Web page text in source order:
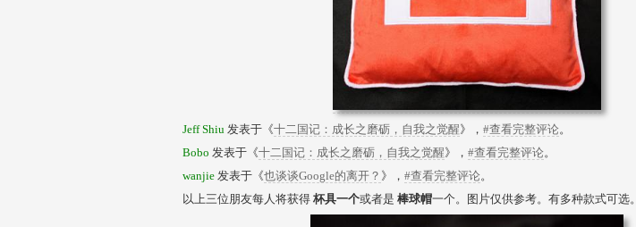
Jeff Shiu 发表于《十二国记：成长之磨砺，自我之觉醒》， #查看完整评论。
Bobo 发表于《十二国记：成长之磨砺，自我之觉醒》， #查看完整评论。
wanjie 发表于《也谈谈Google的离开？ 》， #查看完整评论。
以上三位朋友每人将获得 杯具一个或者是 棒球帽一个。图片仅供参考。有多种款式可选。